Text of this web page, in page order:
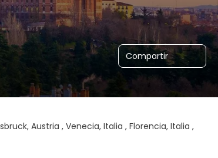
Compartir
Austria , Venecia, Italia , Florencia, Italia ,